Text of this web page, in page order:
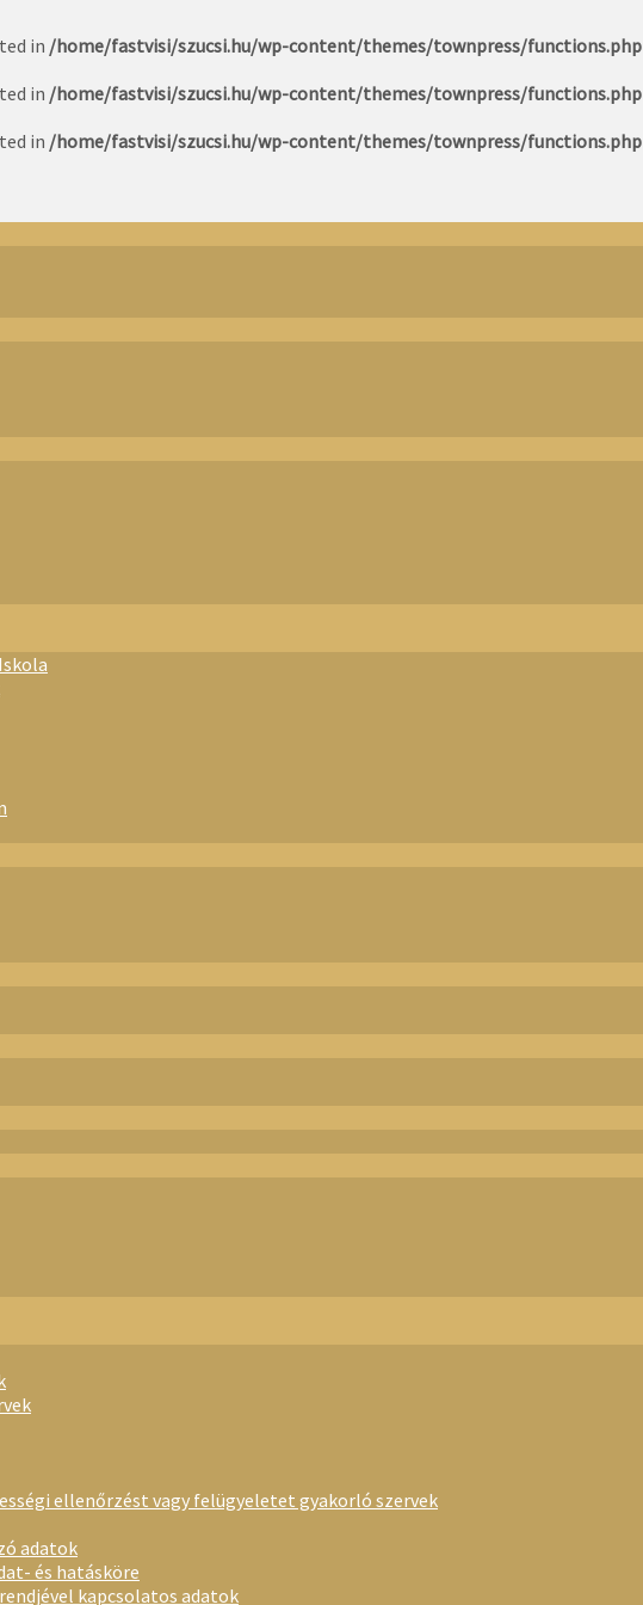
in /home/fastvisi/szucsi.hu/wp-content/themes/townpress/functions.php
in /home/fastvisi/szucsi.hu/wp-content/themes/townpress/functions.php
in /home/fastvisi/szucsi.hu/wp-content/themes/townpress/functions.php
ellenőrzést vagy felügyeletet gyakorló szervek
adatok
és hatásköre
kapcsolatos adatok